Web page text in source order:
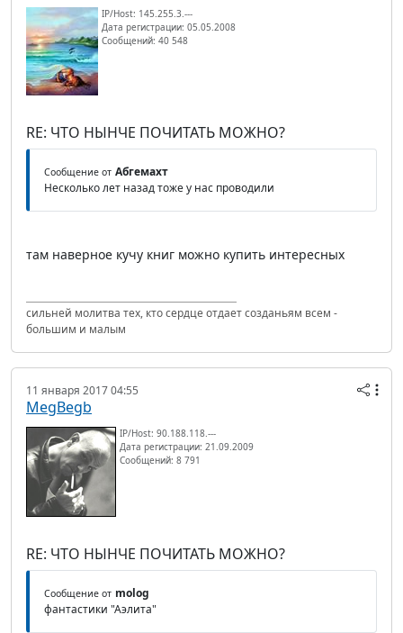
IP/Host: 145.255.3.---
Дата регистрации: 05.05.2008
Сообщений: 40 548
RE: ЧТО НЫНЧЕ ПОЧИТАТЬ МОЖНО?
Сообщение от Абгемахт
Несколько лет назад тоже у нас проводили
там наверное кучу книг можно купить интересных
сильней молитва тех, кто сердце отдает созданьям всем -
большим и малым
11 января 2017 04:55
MegBegb
IP/Host: 90.188.118.---
Дата регистрации: 21.09.2009
Сообщений: 8 791
RE: ЧТО НЫНЧЕ ПОЧИТАТЬ МОЖНО?
Сообщение от molog
фантастики "Аэлита"